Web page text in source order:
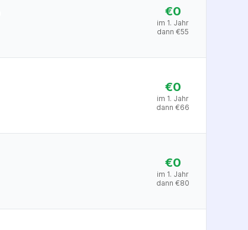
€0
im 1. Jahr
dann €55
€0
im 1. Jahr
dann €66
€0
im 1. Jahr
dann €80